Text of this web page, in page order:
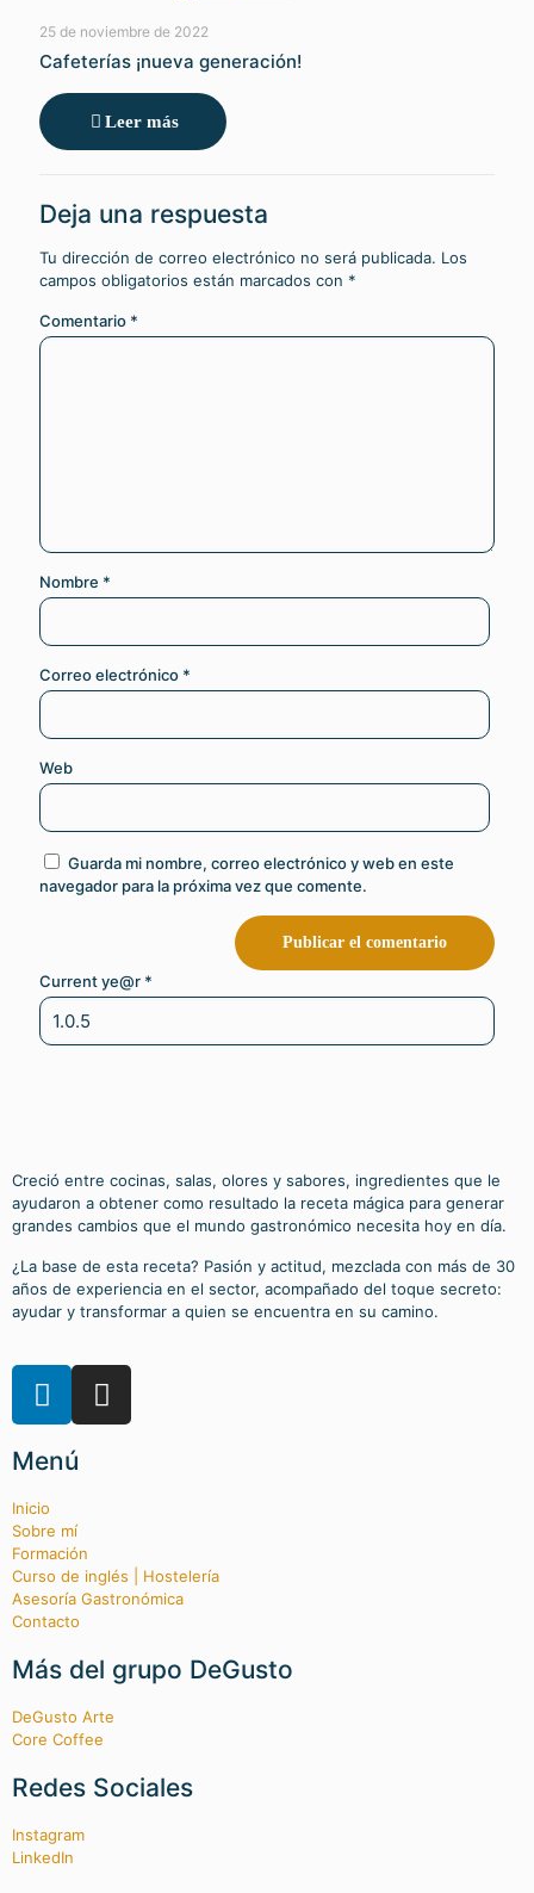
25 de noviembre de 2022
Cafeterías ¡nueva generación!
Leer más
Deja una respuesta
Tu dirección de correo electrónico no será publicada. Los
campos obligatorios están marcados con *
Comentario *
Nombre *
Correo electrónico *
Web
Guarda mi nombre, correo electrónico y web en este
navegador para la próxima vez que comente.
Current ye@r *
Creció entre cocinas, salas, olores y sabores, ingredientes que le
ayudaron a obtener como resultado la receta mágica para generar
grandes cambios que el mundo gastronómico necesita hoy en día.
¿La base de esta receta? Pasión y actitud, mezclada con más de 30
años de experiencia en el sector, acompañado del toque secreto:
ayudar y transformar a quien se encuentra en su camino.
Menú
Inicio
Sobre mí
Formación
Curso de inglés | Hostelería
Asesoría Gastronómica
Contacto
Más del grupo DeGusto
DeGusto Arte
Core Coffee
Redes Sociales
Instagram
LinkedIn